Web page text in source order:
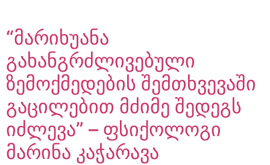
“მარიხუანა
გახანგრძლივებული
ზემოქმედების შემთხვევაში
გაცილებით მძიმე შედეგს
იძლევა” – ფსიქოლოგი
მარინა კაჭარავა